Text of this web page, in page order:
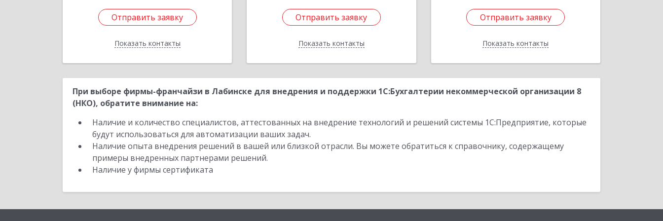
Отправить заявку
Показать контакты
Отправить заявку
Назад
Отправить заявку
Показать контакты
Отправить заявку
Назад
Отправить заявку
Показать контакты
Отправить заявку
Назад
При выборе фирмы-франчайзи в Лабинске для внедрения и поддержки 1С:Бухгалтерии некоммерческой организации 8
(НКО), обратите внимание на:
Наличие и количество специалистов, аттестованных на внедрение технологий и решений системы 1С:Предприятие, которые
будут использоваться для автоматизации ваших задач.
Наличие опыта внедрения решений в вашей или близкой отрасли. Вы можете обратиться к справочнику, содержащему
примеры внедренных партнерами решений.
Наличие у фирмы сертификата